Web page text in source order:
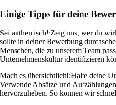
Einige Tipps für deine
Sei authentisch!:Zeig uns, wer du
sollte in deiner Bewerbung
Menschen, die zu unserem Team
Unternehmenskultur identifizieren
Mach es übersichtlich!:Halte deine
Verwende Absätze und
hervorzuheben. So können wir